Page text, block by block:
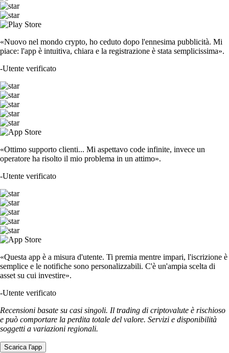
«Nuovo nel mondo crypto, ho ceduto dopo l'ennesima pubblicità. Mi
piace: l'app è intuitiva, chiara e la registrazione è stata semplicissima».
-Utente verificato
«Ottimo supporto clienti... Mi aspettavo code infinite, invece un
operatore ha risolto il mio problema in un attimo».
-Utente verificato
«Questa app è a misura d'utente. Ti premia mentre impari, l'iscrizione è
semplice e le notifiche sono personalizzabili. C'è un'ampia scelta di
asset su cui investire».
-Utente verificato
Recensioni basate su casi singoli. Il trading di criptovalute è rischioso
e può comportare la perdita totale del valore. Servizi e disponibilità
soggetti a variazioni regionali.
Scarica l'app